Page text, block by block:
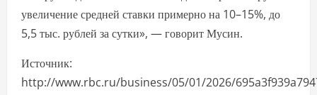
увеличение средней ставки примерно на 10–15%, до
5,5 тыс. рублей за сутки», — говорит Мусин.
Источник:
http://www.rbc.ru/business/05/01/2026/